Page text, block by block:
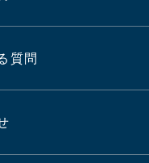
質問